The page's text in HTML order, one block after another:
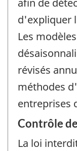
d'expliquer
Les
révisés
méthodes
entreprises
Contrôle
La loi